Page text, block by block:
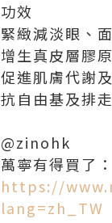
功效
緊緻減淡眼、
增生真皮層膠
促進肌膚代謝
抗自由基及排
@zinohk
萬寧有得買了：
https://
lang=zh_TW